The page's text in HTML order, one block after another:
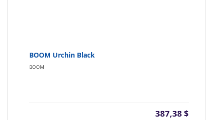
BOOM Urchin Black
BOOM
387,38 $